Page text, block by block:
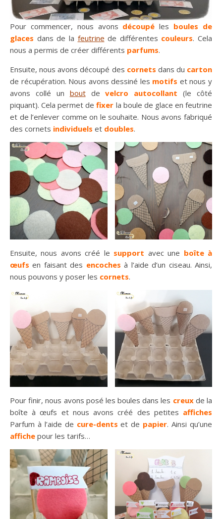
Pour commencer, nous avons découpé les boules de
glaces dans de la feutrine de différentes couleurs. Cela
nous a permis de créer différents parfums.
Ensuite, nous avons découpé des cornets dans du carton
de récupération. Nous avons dessiné les motifs et nous y
avons collé un boutdevelcro autocollant (le côté
piquant). Cela permet defixer la boule de glace en feutrine
et de l’enlever comme on le souhaite. Nous avons fabriqué
des cornets individuels et doubles.
Ensuite, nous avons créé le support avec une boîte à
œufs en faisant des encoches à l’aide d’un ciseau. Ainsi,
nous pouvons y poser les cornets.
Pour finir, nous avons posé les boules dans les creux de la
boîte à œufs et nous avons créé des petites affiches
Parfum à l’aide de cure-dents et de papier. Ainsi qu’une
affiche pour les tarifs…